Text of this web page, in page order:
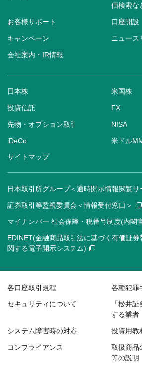
価検索な
お客様サポート 口座開設
キャンペーン ニュース
会社案内・IR情報
日本株 米国株
投資信託 FX
先物・オプション取引 NISA
iDeCo 米ドル
サイトマップ
日本取引所グループ＜適時開示情報閲覧サ
証券取引等監視委員会＜情報受付窓口＞
マイナンバー 社会保障・税番号制度(内閣
EDINET(金融商品取引法に基づく有価証
関する電子開示システム)
各口座取引規程 各種犯罪
セキュリティについて
「松井
する業者
システム障害時の対応 投資用教
コンプライアンス
取扱商品
等の説明